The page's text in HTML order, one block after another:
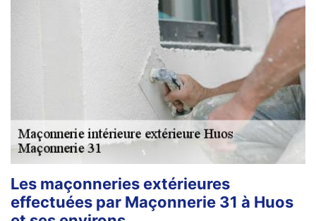
Les maçonneries extérieures
effectuées par Maçonnerie 31 à Huos